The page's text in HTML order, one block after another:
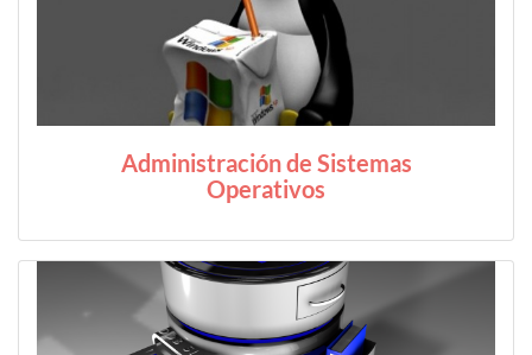
Administración de Sistemas
Operativos